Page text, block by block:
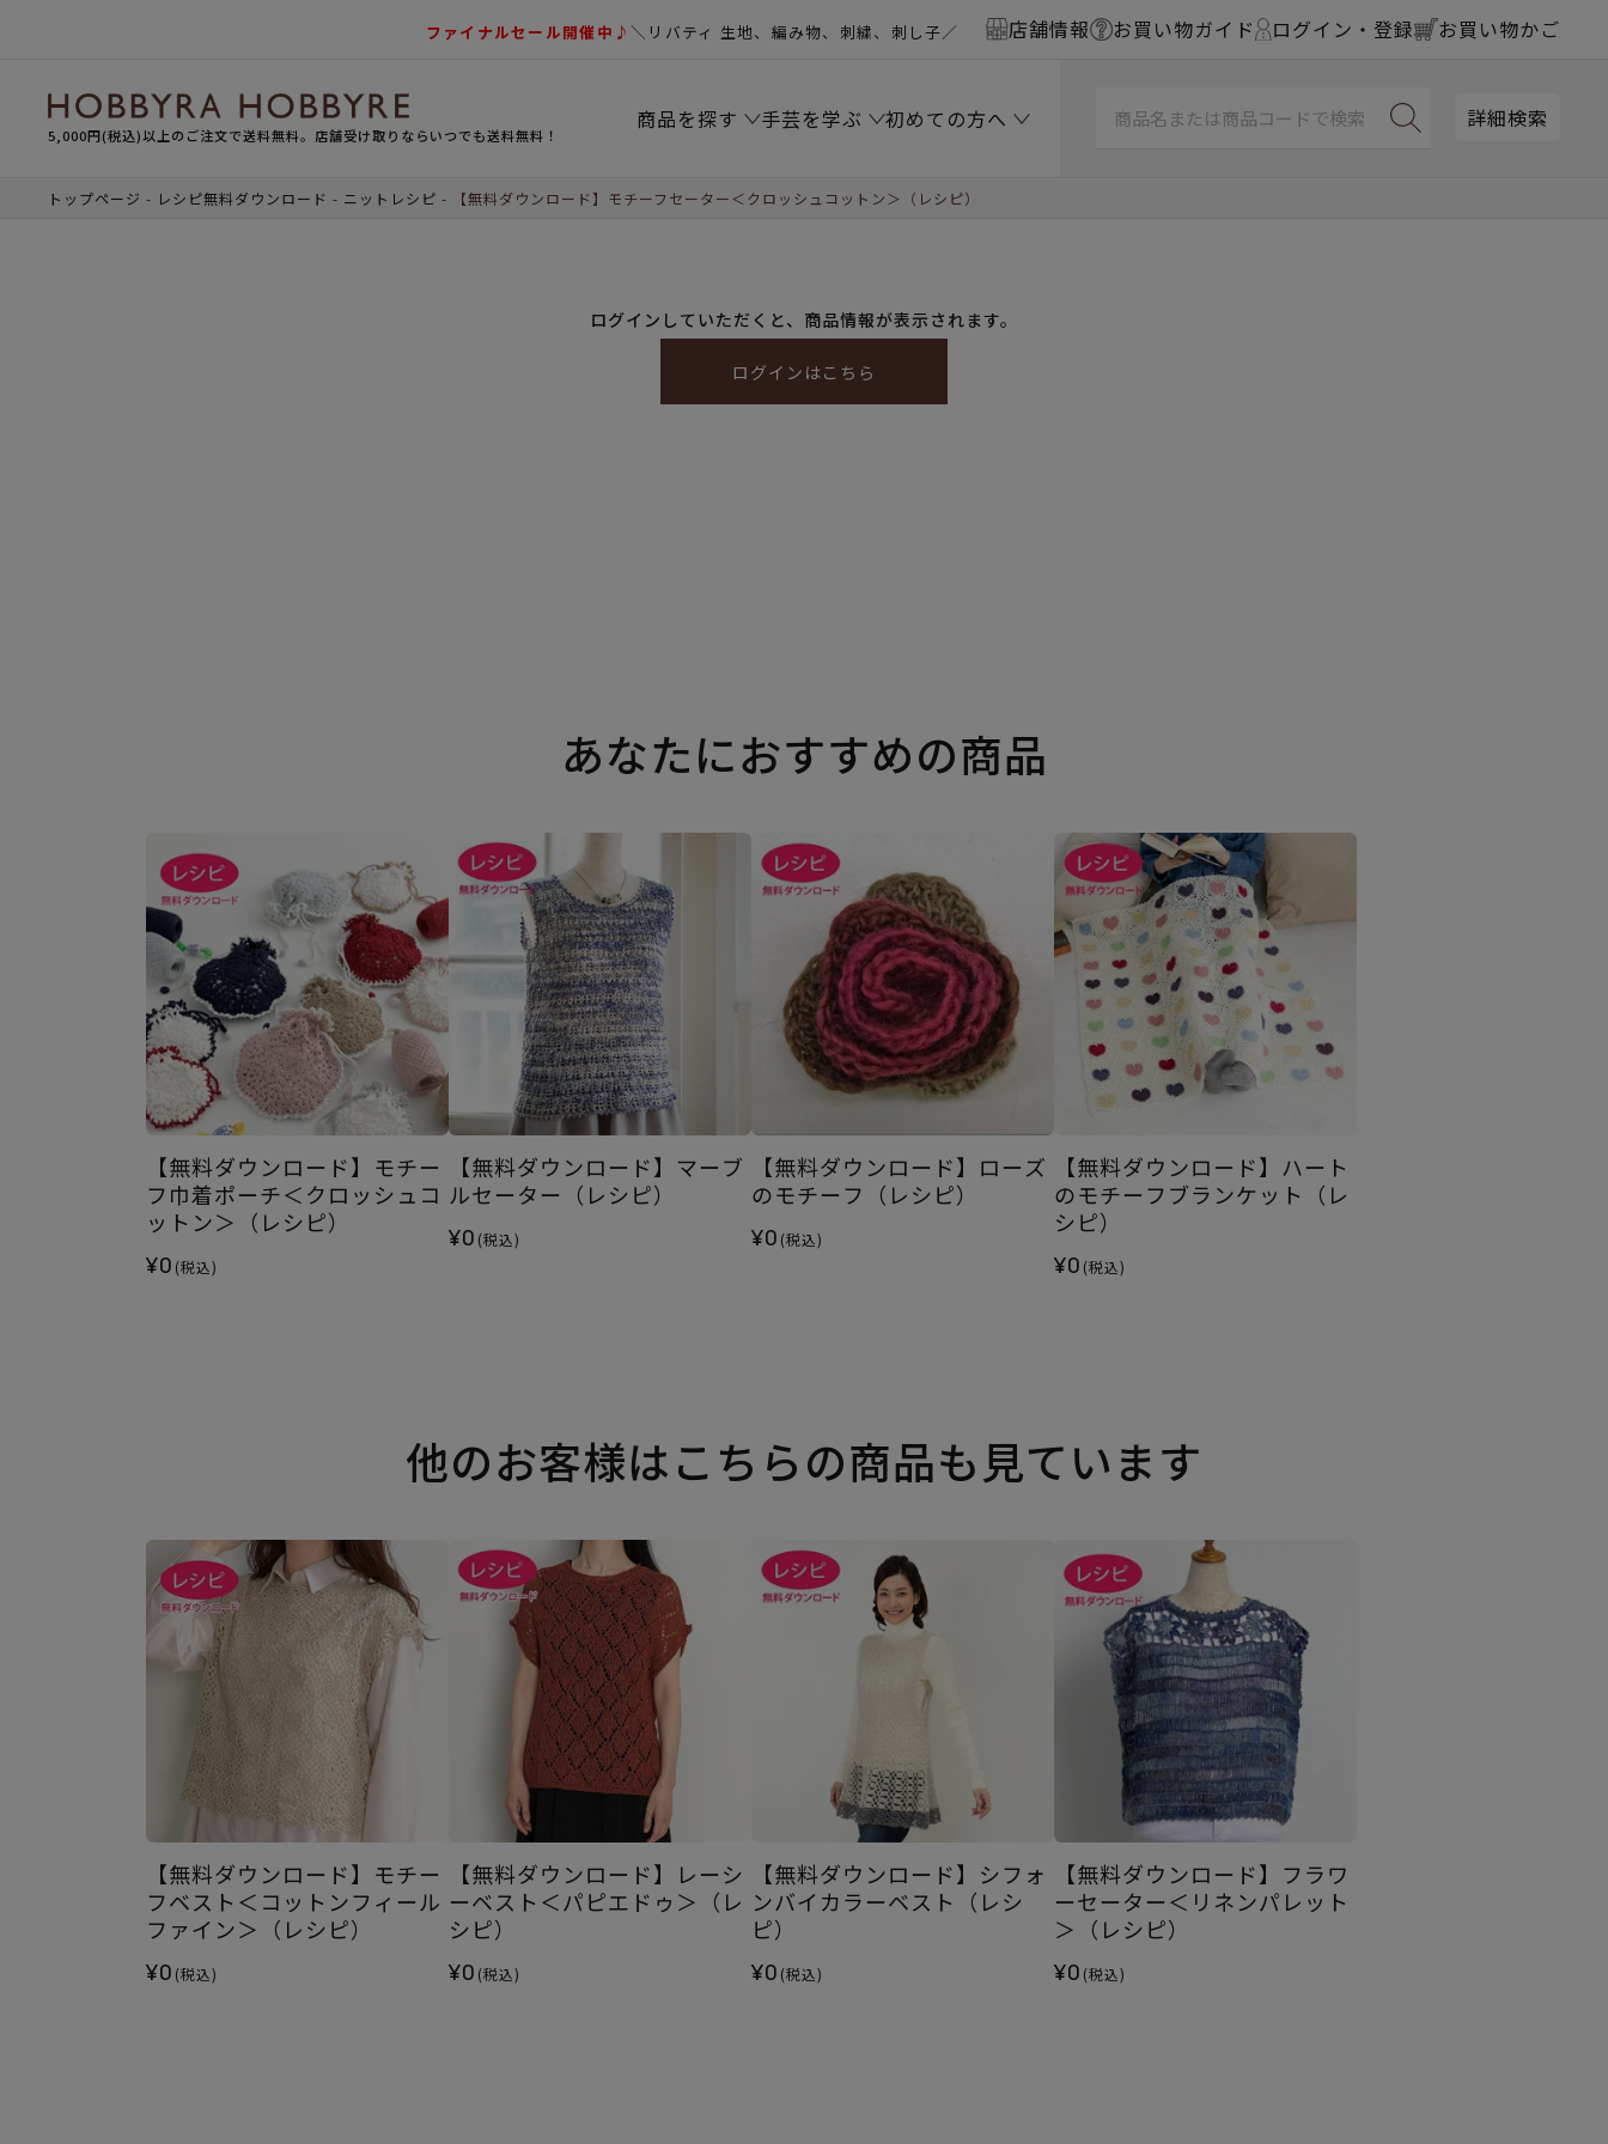
ファイナルセール開催中♪＼リバティ 生地、編み物、刺繍、刺し子／ 店舗情報 お買い物ガイド ログイン・登録 お買い物かご
5,000円(税込)以上のご注文で送料無料。店舗受け取りならいつでも送料無料！
商品を探す 手芸を学ぶ 初めての方へ 詳細検索
トップページ レシピ無料ダウンロード ニットレシピ 【無料ダウンロード】モチーフセーター＜クロッシュコットン＞（レシピ）
ログインしていただくと、商品情報が表示されます。
ログインはこちら
あなたにおすすめの商品
【無料ダウンロード】モチー
フ巾着ポーチ＜クロッシュコ
ットン＞（レシピ）
¥0 (税込)
【無料ダウンロード】マーブ
ルセーター（レシピ）
¥0 (税込)
【無料ダウンロード】ローズ
のモチーフ（レシピ）
¥0 (税込)
【無料ダウンロード】ハート
のモチーフブランケット（レ
シピ）
¥0 (税込)
他のお客様はこちらの商品も見ています
【無料ダウンロード】モチー
フベスト＜コットンフィール
ファイン＞（レシピ）
¥0 (税込)
【無料ダウンロード】レーシ
ーベスト＜パピエドゥ＞（レ
シピ）
¥0 (税込)
【無料ダウンロード】シフォ
ンバイカラーベスト（レシ
ピ）
¥0 (税込)
【無料ダウンロード】フラワ
ーセーター＜リネンパレット
＞（レシピ）
¥0 (税込)